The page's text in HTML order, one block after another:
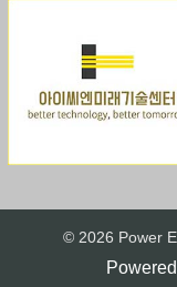
© 2026 Power